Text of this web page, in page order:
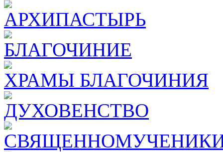
АРХИПАСТЫРЬ
БЛАГОЧИНИЕ
ХРАМЫ БЛАГОЧИНИЯ
ДУХОВЕНСТВО